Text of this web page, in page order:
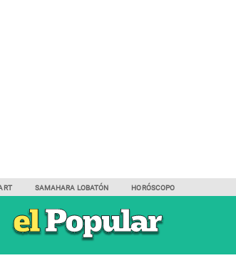
SAMAHARA LOBATÓN HORÓSCOPO